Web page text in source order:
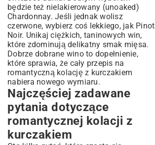
będzie też nielakierowany (unoaked)
Chardonnay. Jeśli jednak wolisz
czerwone, wybierz coś lekkiego, jak Pinot
Noir. Unikaj ciężkich, taninowych win,
które zdominują delikatny smak mięsa.
Dobrze dobrane wino to dopełnienie,
które sprawia, że cały przepis na
romantyczną kolację z kurczakiem
nabiera nowego wymiaru.
Najczęściej zadawane
pytania dotyczące
romantycznej kolacji z
kurczakiem